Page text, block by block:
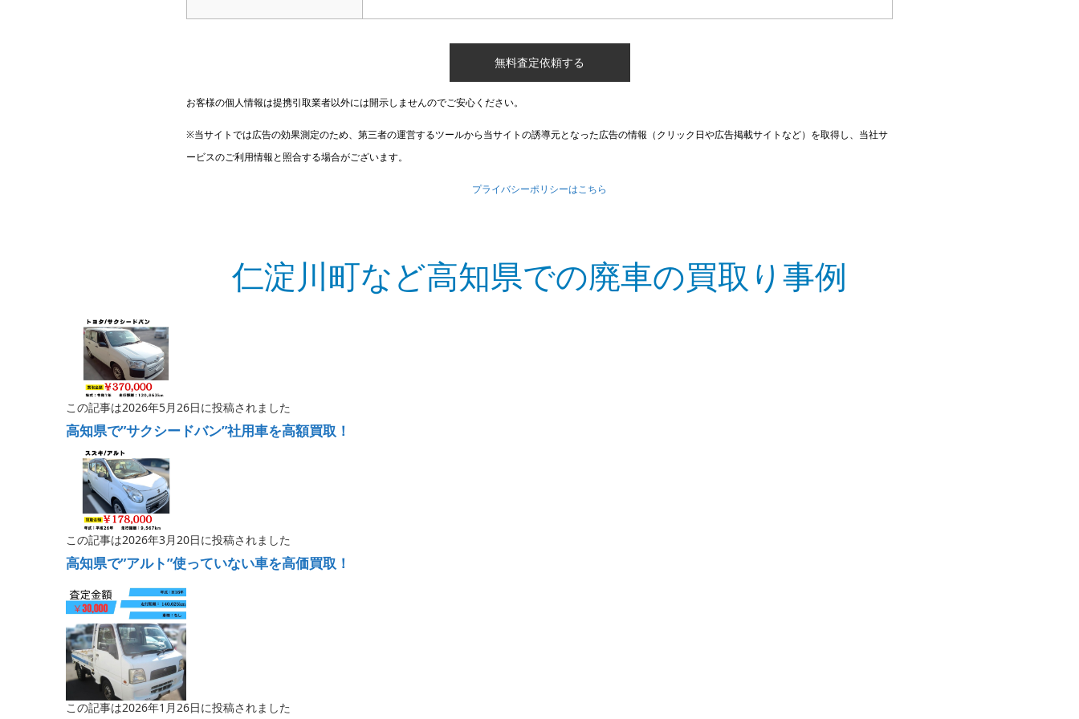
お客様の個人情報は提携引取業者以外には開示しませんのでご安心ください。
※当サイトでは広告の効果測定のため、第三者の運営するツールから当サイトの誘導元となった広告の情報（クリック日や広告掲載サイトなど）を取得し、当社サ
ービスのご利用情報と照合する場合がございます。
プライバシーポリシーはこちら
仁淀川町など高知県での廃車の買取り事例
この記事は2026年5月26日に投稿されました
高知県で”サクシードバン”社用車を高額買取！
この記事は2026年3月20日に投稿されました
高知県で”アルト”使っていない車を高価買取！
この記事は2026年1月26日に投稿されました